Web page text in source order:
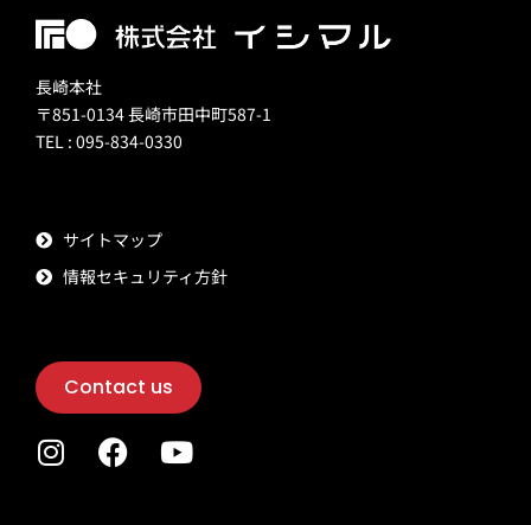
長崎本社
〒851-0134 長崎市田中町587-1
TEL : 095-834-0330
サイトマップ
情報セキュリティ方針
Contact us